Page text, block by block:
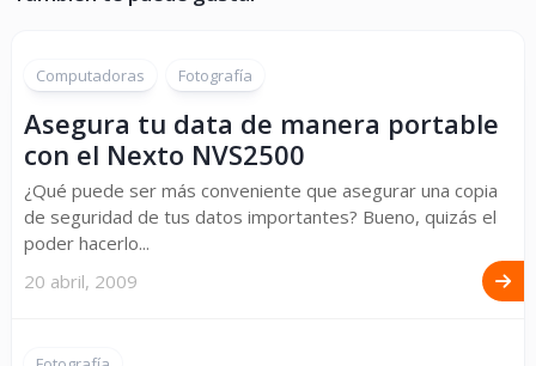
Computadoras Fotografía
Asegura tu data de manera portable
con el Nexto NVS2500
¿Qué puede ser más conveniente que asegurar una copia
de seguridad de tus datos importantes? Bueno, quizás el
poder hacerlo...
20 abril, 2009